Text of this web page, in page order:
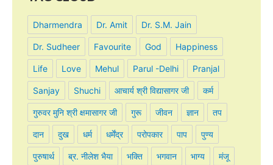
Dharmendra Dr. Amit Dr. S.M. Jain
Dr. Sudheer Favourite God Happiness
Life Love Mehul Parul -Delhi Pranjal
Sanjay Shuchi आचार्य श्री विद्यासागर जी कर्म
गुरुवर मुनि श्री क्षमासागर जी गुरू जीवन ज्ञान तप
दान दुख धर्म धर्मेंद्र परोपकार पाप पुण्य
पुरुषार्थ ब्र. नीलेश भैया भक्ति भगवान भाग्य मंजू